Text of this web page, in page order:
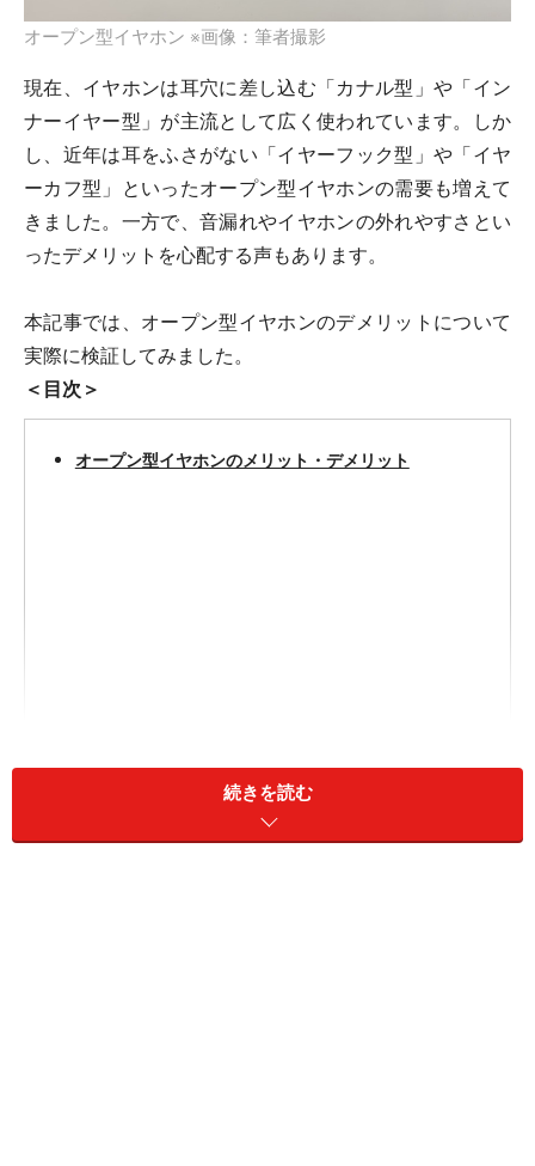
オープン型イヤホン ※画像：筆者撮影
現在、イヤホンは耳穴に差し込む「カナル型」や「イン
ナーイヤー型」が主流として広く使われています。しか
し、近年は耳をふさがない「イヤーフック型」や「イヤ
ーカフ型」といったオープン型イヤホンの需要も増えて
きました。一方で、音漏れやイヤホンの外れやすさとい
ったデメリットを心配する声もあります。
本記事では、オープン型イヤホンのデメリットについて
実際に検証してみました。
＜目次＞
オープン型イヤホンのメリット・デメリット
オープン型イヤホンのデメリット3つを検証してみた
続きを読む